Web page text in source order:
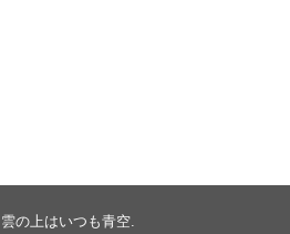
雲の上はいつも青空.